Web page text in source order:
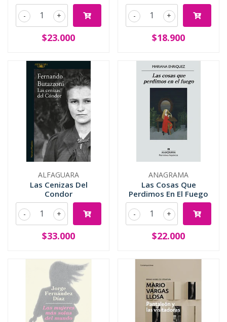
+
-
$23.000
+
-
$18.900
ALFAGUARA
Las Cenizas Del
Condor
+
-
$33.000
ANAGRAMA
Las Cosas Que
Perdimos En El Fuego
+
-
$22.000